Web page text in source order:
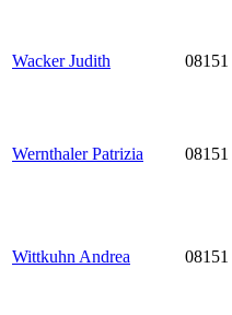
Wacker Judith
Wernthaler Patrizia
Wittkuhn Andrea